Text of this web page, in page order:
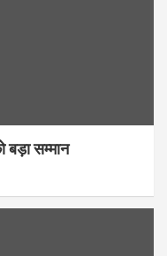
बड़ा सम्मान